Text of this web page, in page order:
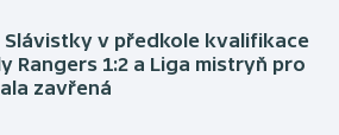
Slávistky v předkole kvalifikace
Rangers 1:2 a Liga mistryň pro
zavřená